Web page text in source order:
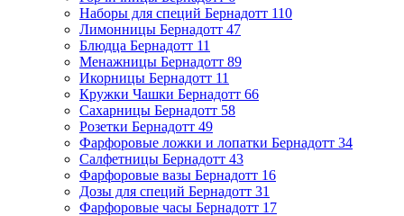
Наборы для специй Бернадотт 110
Лимонницы Бернадотт 47
Блюдца Бернадотт 11
Менажницы Бернадотт 89
Икорницы Бернадотт 11
Кружки Чашки Бернадотт 66
Сахарницы Бернадотт 58
Розетки Бернадотт 49
Фарфоровые ложки и лопатки Бернадотт 34
Салфетницы Бернадотт 43
Фарфоровые вазы Бернадотт 16
Дозы для специй Бернадотт 31
Фарфоровые часы Бернадотт 17